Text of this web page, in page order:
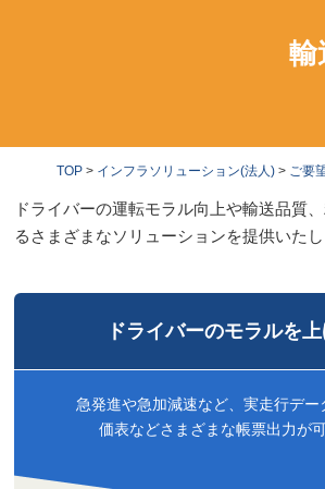
TOP> インフラソリューション(法人)> ご要
輸
ドライバーの運転モラル向上や輸送品質
るさまざまなソリューションを提供いたし
ドライバーのモラルを
急発進や急加減速など、実走行デー
価表などさまざまな帳票出力が可